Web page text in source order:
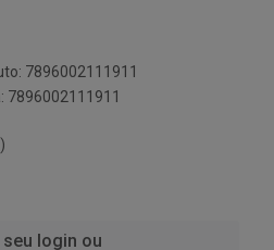
7896002111911
7896002111911
seu login ou